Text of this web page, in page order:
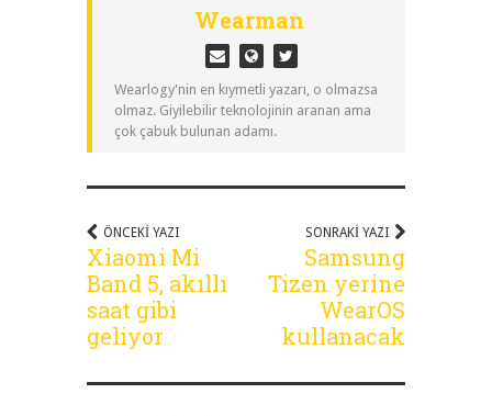
Wearman
Wearlogy'nin en kıymetli yazarı, o olmazsa
olmaz. Giyilebilir teknolojinin aranan ama
çok çabuk bulunan adamı.
ÖNCEKI YAZI
Xiaomi Mi
Band 5, akıllı
saat gibi
geliyor
SONRAKI YAZI
Samsung
Tizen yerine
WearOS
kullanacak